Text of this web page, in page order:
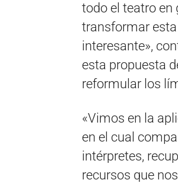
todo el teatro en
transformar
interesante»,
esta propuesta
reformular los
«Vimos en la
en el cual
intérpretes,
recursos que